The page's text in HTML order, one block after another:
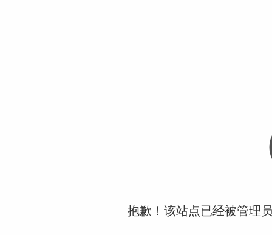
抱歉！该站点已经被管理